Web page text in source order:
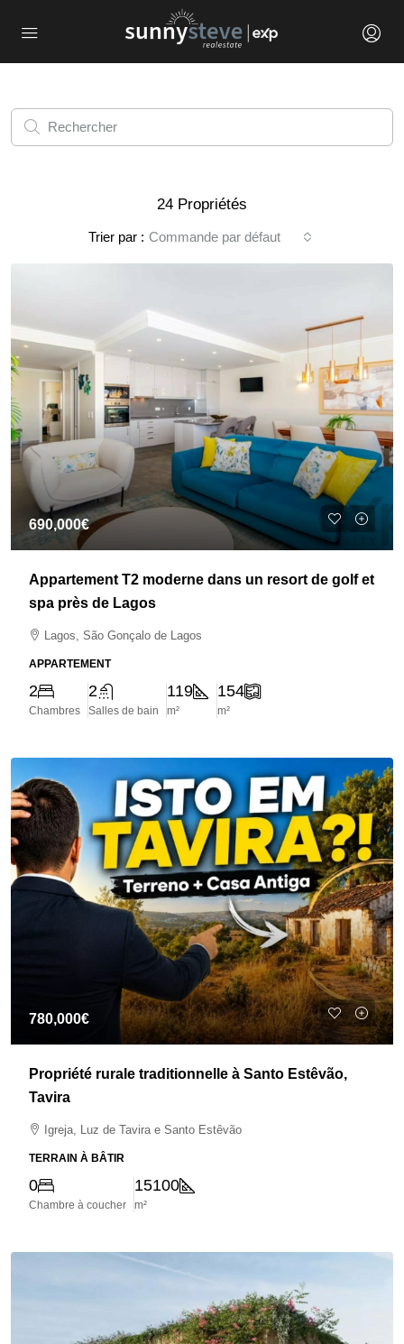
24 Propriétés
Trier par : Commande par défaut
690,000€
Appartement T2 moderne dans un resort de golf et
spa près de Lagos
Lagos, São Gonçalo de Lagos
APPARTEMENT
2
Chambres
2
Salles de bain
119
m²
154
m²
780,000€
Propriété rurale traditionnelle à Santo Estêvão,
Tavira
Igreja, Luz de Tavira e Santo Estêvão
TERRAIN À BÂTIR
0
Chambre à coucher
15100
m²